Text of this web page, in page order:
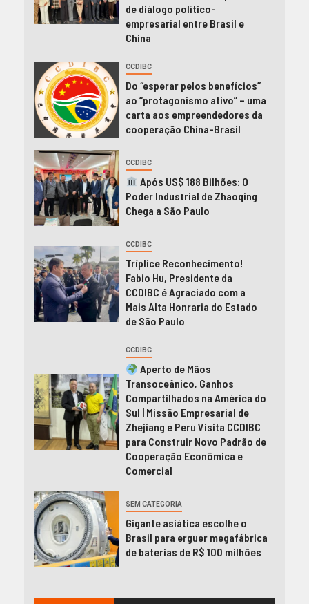
de diálogo político-
empresarial entre Brasil e
China
CCDIBC
Do “esperar pelos benefícios”
ao “protagonismo ativo” – uma
carta aos empreendedores da
cooperação China-Brasil
CCDIBC
Após US$ 188 Bilhões: O
Poder Industrial de Zhaoqing
Chega a São Paulo
CCDIBC
Tríplice Reconhecimento!
Fabio Hu, Presidente da
CCDIBC é Agraciado com a
Mais Alta Honraria do Estado
de São Paulo
CCDIBC
Aperto de Mãos
Transoceânico, Ganhos
Compartilhados na América do
Sul | Missão Empresarial de
Zhejiang e Peru Visita CCDIBC
para Construir Novo Padrão de
Cooperação Econômica e
Comercial
SEM CATEGORIA
Gigante asiática escolhe o
Brasil para erguer megafábrica
de baterias de R$ 100 milhões